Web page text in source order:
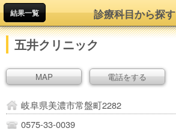
結果一覧 診療科目から探す
五井クリニック
MAP 電話をする
岐阜県美濃市常盤町2282
0575-33-0039